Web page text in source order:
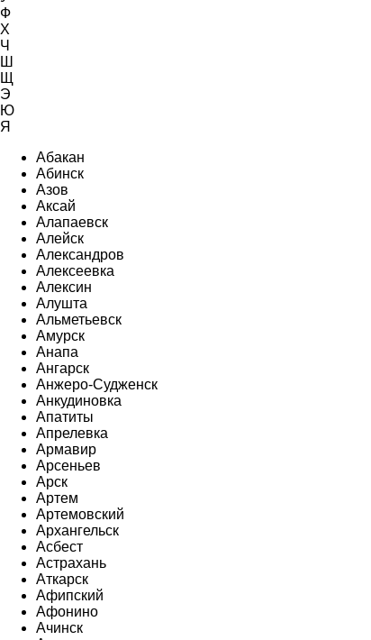
Ф
Х
Ч
Ш
Щ
Э
Ю
Я
Абакан
Абинск
Азов
Аксай
Алапаевск
Алейск
Александров
Алексеевка
Алексин
Алушта
Альметьевск
Амурск
Анапа
Ангарск
Анжеро-Судженск
Анкудиновка
Апатиты
Апрелевка
Армавир
Арсеньев
Арск
Артем
Артемовский
Архангельск
Асбест
Астрахань
Аткарск
Афипский
Афонино
Ачинск